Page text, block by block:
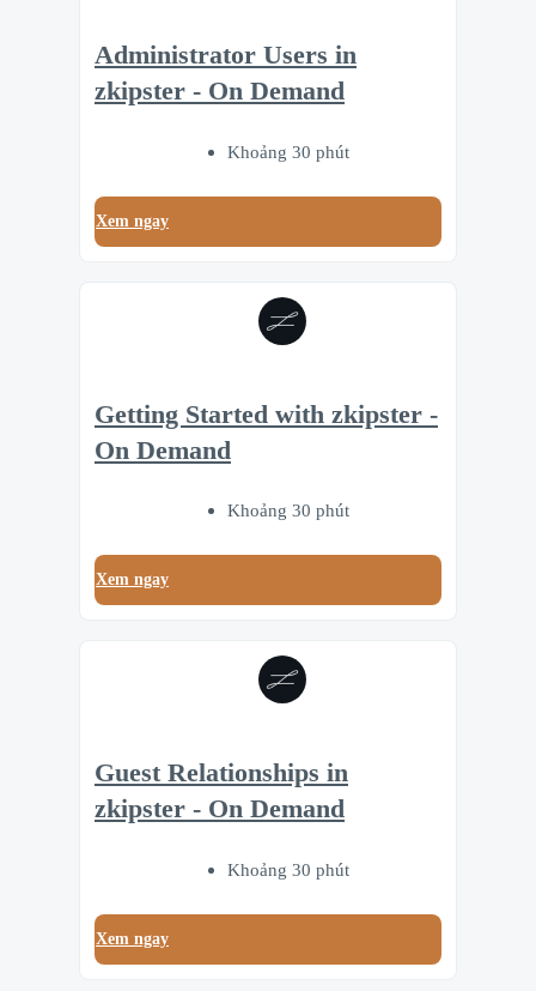
Administrator Users in
zkipster - On Demand
Khoảng 30 phút
Xem ngay
Getting Started with zkipster -
On Demand
Khoảng 30 phút
Xem ngay
Guest Relationships in
zkipster - On Demand
Khoảng 30 phút
Xem ngay